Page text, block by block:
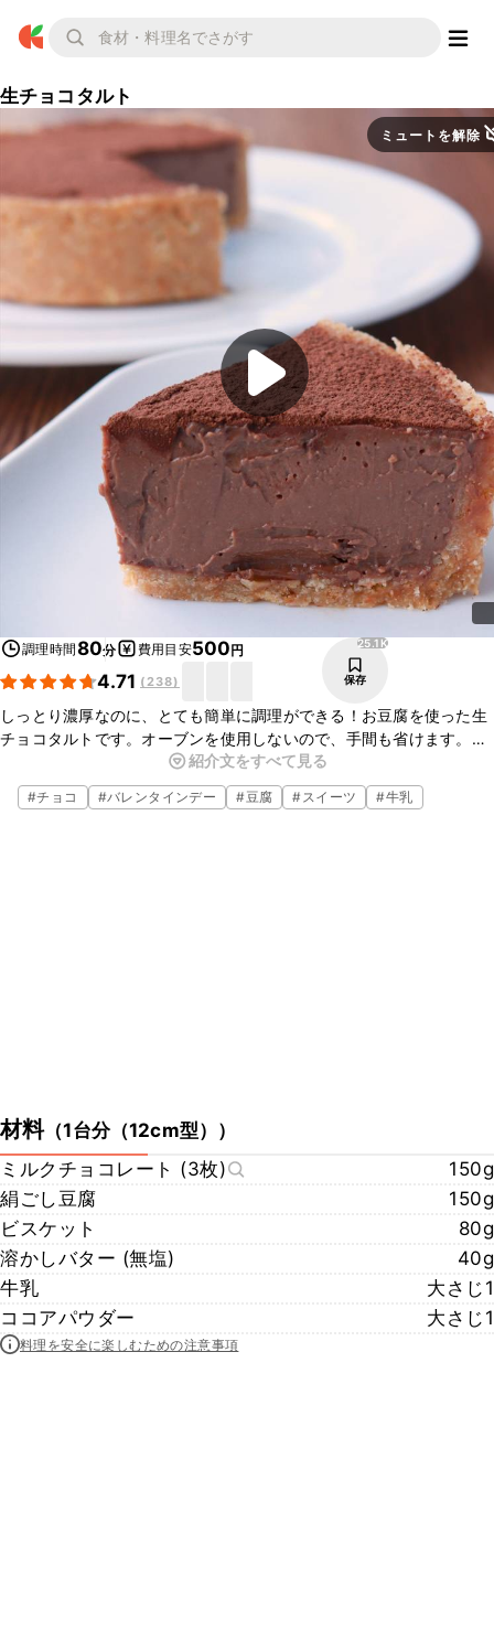
生チョコタルト
ミュートを解除
調理時間80分 費用目安500円
4.71 (238)
25.1K
保存
しっとり濃厚なのに、とても簡単に調理ができる！お豆腐を使った生
チョコタルトです。オーブンを使用しないので、手間も省けます。ま
た、お豆腐を使用しているのでしっとり感も増しますよ。とても美味
しいのでぜひ作ってみてくださいね。
紹介文をすべて見る
#チョコ #バレンタインデー #豆腐 #スイーツ #牛乳
材料（1台分（12cm型） ）
ミルクチョコレート (3枚)
150g
絹ごし豆腐
150g
ビスケット
80g
溶かしバター (無塩)
40g
牛乳
大さじ1
ココアパウダー
大さじ1
料理を安全に楽しむための注意事項